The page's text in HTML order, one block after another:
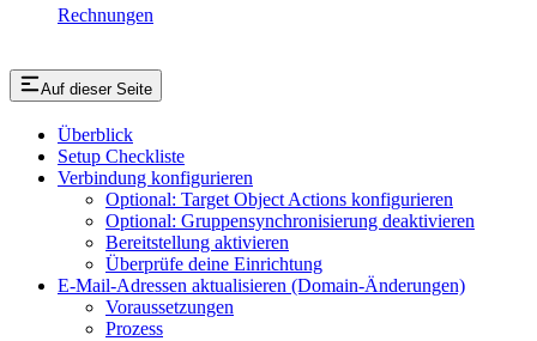
Rechnungen
Auf dieser Seite
Überblick
Setup Checkliste
Verbindung konfigurieren
Optional: Target Object Actions konfigurieren
Optional: Gruppensynchronisierung deaktivieren
Bereitstellung aktivieren
Überprüfe deine Einrichtung
E-Mail-Adressen aktualisieren (Domain-Änderungen)
Voraussetzungen
Prozess